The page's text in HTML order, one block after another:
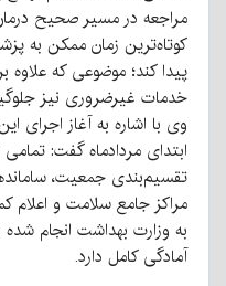
مراجعه در مسیر صحیح
کوتاه‌ترین زمان ممکن به
پیدا کند؛ موضوعی که علاوه
خدمات غیرضروری نیز
وی با اشاره به آغاز اجرای
ابتدای مردادماه گفت:
تقسیم‌بندی جمعیت،
مراکز جامع سلامت و اعلام
به وزارت بهداشت انجام شده
آمادگی کامل دارد.